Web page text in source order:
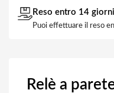
Reso entro 14 giorni
Puoi effettuare il reso
Relè a